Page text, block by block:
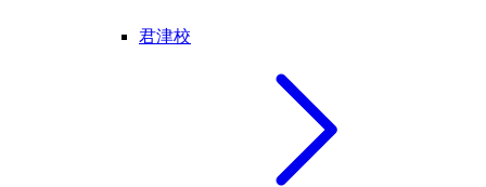
君津校